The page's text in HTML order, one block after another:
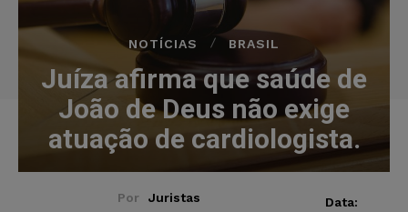
NOTÍCIAS BRASIL
Juíza afirma que saúde de
João de Deus não exige
atuação de cardiologista.
Por Juristas
Data: